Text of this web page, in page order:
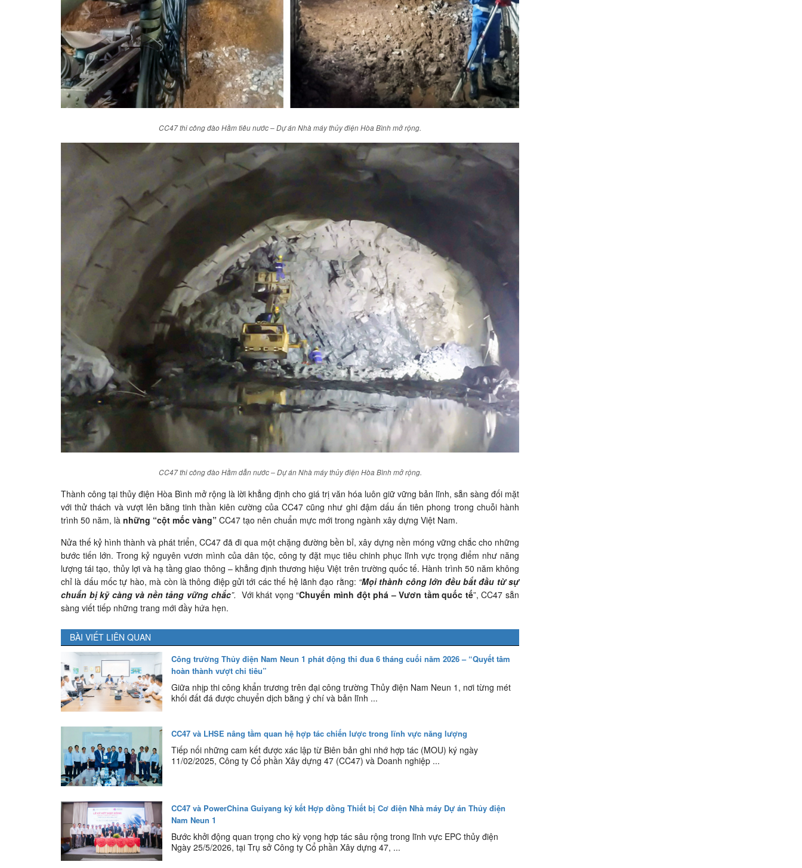
CC47 thi công đào Hầm tiêu nước – Dự án Nhà máy thủy điện Hòa Bình mở rộng.
CC47 thi công đào Hầm dẫn nước – Dự án Nhà máy thủy điện Hòa Bình mở rộng.
Thành công tại thủy điện Hòa Bình mở rộng là lời khẳng định cho giá trị văn hóa luôn giữ vững bản lĩnh, sẵn sàng đối mặt
với thử thách và vượt lên bằng tinh thần kiên cường của CC47 cũng như ghi đậm dấu ấn tiên phong trong chuỗi hành
trình 50 năm, là những “cột mốc vàng” CC47 tạo nên chuẩn mực mới trong ngành xây dựng Việt Nam.
Nửa thế kỷ hình thành và phát triển, CC47 đã đi qua một chặng đường bền bỉ, xây dựng nền móng vững chắc cho những
bước tiến lớn. Trong kỷ nguyên vươn mình của dân tộc, công ty đặt mục tiêu chinh phục lĩnh vực trọng điểm như năng
lượng tái tạo, thủy lợi và hạ tầng giao thông – khẳng định thương hiệu Việt trên trường quốc tế. Hành trình 50 năm không
chỉ là dấu mốc tự hào, mà còn là thông điệp gửi tới các thế hệ lãnh đạo rằng: “Mọi thành công lớn đều bắt đầu từ sự
chuẩn bị kỹ càng và nền tảng vững chắc”. Với khát vọng “Chuyển mình đột phá – Vươn tầm quốc tế”, CC47 sẵn
sàng viết tiếp những trang mới đầy hứa hẹn.
BÀI VIẾT LIÊN QUAN
Công trường Thủy điện Nam Neun 1 phát động thi đua 6 tháng cuối năm 2026 – “Quyết tâm
hoàn thành vượt chỉ tiêu”
Giữa nhịp thi công khẩn trương trên đại công trường Thủy điện Nam Neun 1, nơi từng mét
khối đất đá được chuyển dịch bằng ý chí và bản lĩnh ...
CC47 và LHSE nâng tầm quan hệ hợp tác chiến lược trong lĩnh vực năng lượng
Tiếp nối những cam kết được xác lập từ Biên bản ghi nhớ hợp tác (MOU) ký ngày
11/02/2025, Công ty Cổ phần Xây dựng 47 (CC47) và Doanh nghiệp ...
CC47 và PowerChina Guiyang ký kết Hợp đồng Thiết bị Cơ điện Nhà máy Dự án Thủy điện
Nam Neun 1
Bước khởi động quan trọng cho kỳ vọng hợp tác sâu rộng trong lĩnh vực EPC thủy điện
Ngày 25/5/2026, tại Trụ sở Công ty Cổ phần Xây dựng 47, ...